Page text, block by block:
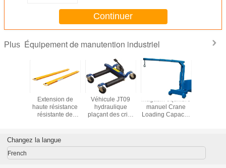
Continuer
Plus Équipement de manutention industriel
Extension de
haute résistance
résistante de
Véhicule JT09
hydraulique
plaçant des crics
Magasin équilibré
manuel Crane
Loading Capacity
Changez la langue
French